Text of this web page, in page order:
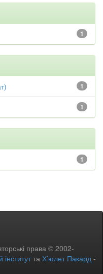
1
1
1
1
права © 2002-
та Х’юлет Пакард -